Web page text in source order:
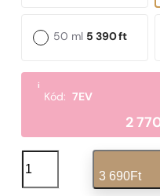
5 390ft
50 ml
i
Kód:7EV
2
N°
534
mennyiség
3 690Ft